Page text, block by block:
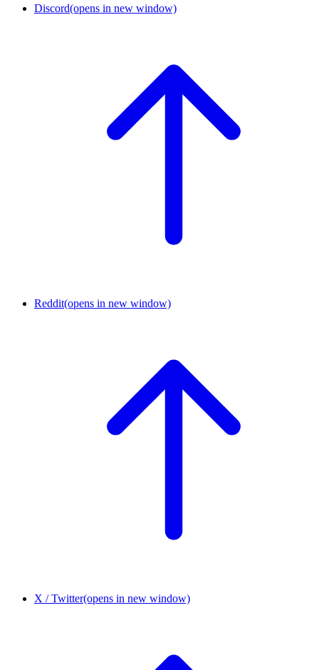
Discord(opens in new window)
Reddit(opens in new window)
X / Twitter(opens in new window)